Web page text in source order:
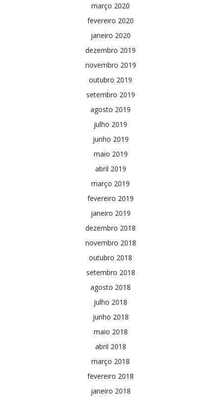
março 2020
fevereiro 2020
janeiro 2020
dezembro 2019
novembro 2019
outubro 2019
setembro 2019
agosto 2019
julho 2019
junho 2019
maio 2019
abril 2019
março 2019
fevereiro 2019
janeiro 2019
dezembro 2018
novembro 2018
outubro 2018
setembro 2018
agosto 2018
julho 2018
junho 2018
maio 2018
abril 2018
março 2018
fevereiro 2018
janeiro 2018